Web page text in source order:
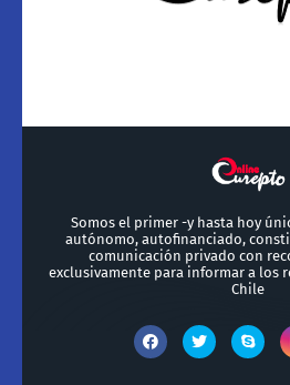
Somos el primer -y hasta hoy
autónomo, autofinanciado,
comunicación privado con
exclusivamente para informar a los
Chile